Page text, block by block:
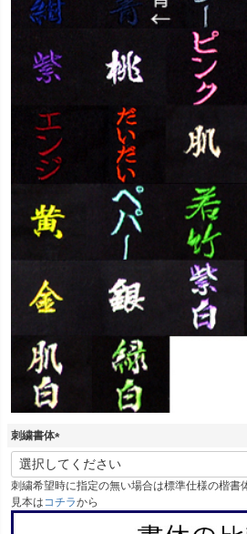
刺繍書体
(
必
須
)
刺繍希望時に指定の無い場合は標準仕様の楷書
見本は コチラから